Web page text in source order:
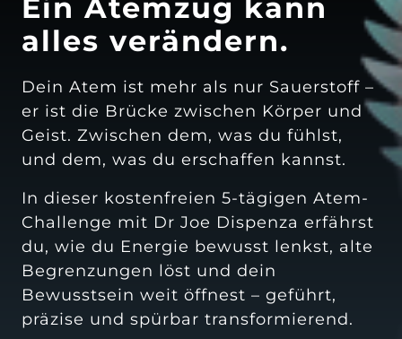
Ein Atemzug kann
alles verändern.
Dein Atem ist mehr als nur Sauerstoff –
er ist die Brücke zwischen Körper und
Geist. Zwischen dem, was du fühlst,
und dem, was du erschaffen kannst.
In dieser kostenfreien 5-tägigen Atem-
Challenge mit Dr Joe Dispenza erfährst
du, wie du Energie bewusst lenkst, alte
Begrenzungen löst und dein
Bewusstsein weit öffnest – geführt,
präzise und spürbar transformierend.